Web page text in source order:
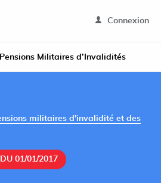
Connexion
Militaires d’Invalidités
militaires d'invalidité et des
01/01/2017